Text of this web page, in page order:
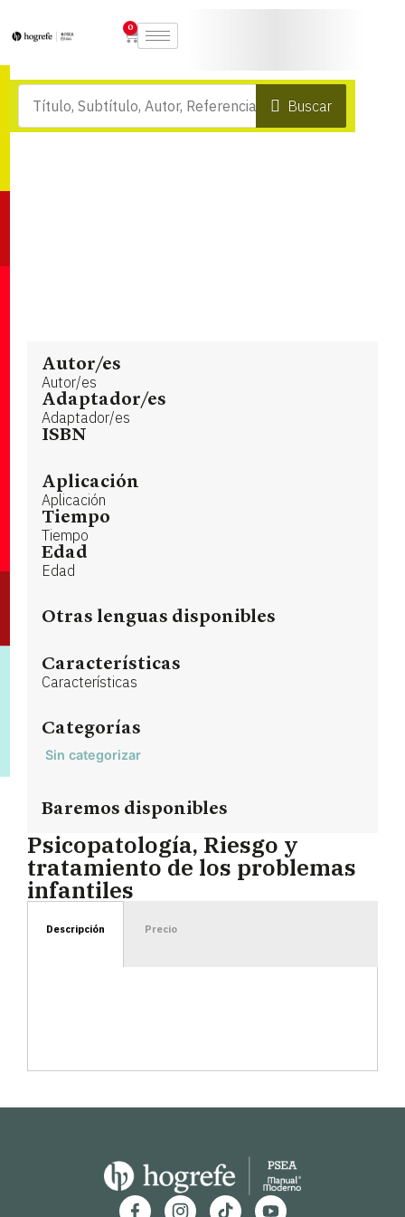
0
Buscar
Autor/es
Autor/es
Adaptador/es
Adaptador/es
ISBN
Aplicación
Aplicación
Tiempo
Tiempo
Edad
Edad
Otras lenguas disponibles
Características
Características
Categorías
Sin categorizar
Baremos disponibles
Psicopatología, Riesgo y
tratamiento de los problemas
infantiles
Descripción Precio